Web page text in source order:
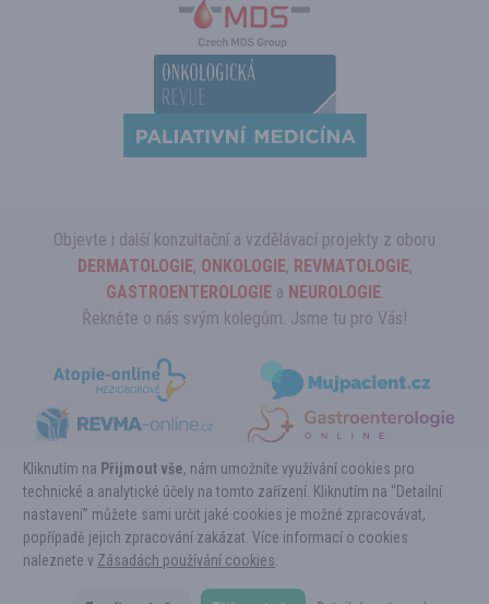
Objevte i další konzultační a vzdělávací projekty z oboru
DERMATOLOGIE, ONKOLOGIE, REVMATOLOGIE,
GASTROENTEROLOGIEa NEUROLOGIE.
Řekněte o nás svým kolegům. Jsme tu pro Vás!
Copyright ©HEMATOLOGIE-online.cz 2026
Powered by Pears Health Cyber Europe, s.r.o. All Rights Reserved.
Tyto stránky určené výhradně pro odbornou lékařskou veřejnost vznikly ve
Copyright © 1999 - 2026 Pears Health Cyber Europe, s.r.o.
Kliknutím na Přijmout vše, nám umožníte využívání cookies pro
technické a analytické účely na tomto zařízení. Kliknutím na “Detailní
nastavení” můžete sami určit jaké cookies je možné zpracovávat,
popřípadě jejich zpracování zakázat. Více informací o cookies
naleznete v Zásadách používání cookies